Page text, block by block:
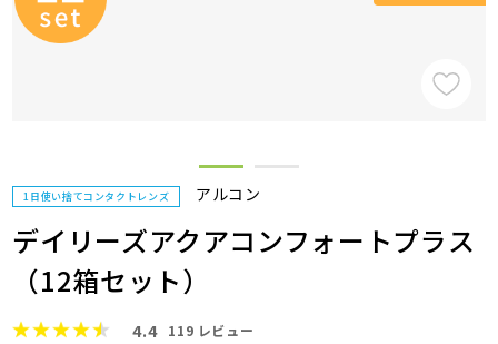
1日使い捨てコンタクトレンズ アルコン
デイリーズアクアコンフォートプラス
（12箱セット）
4.4 119 レビュー